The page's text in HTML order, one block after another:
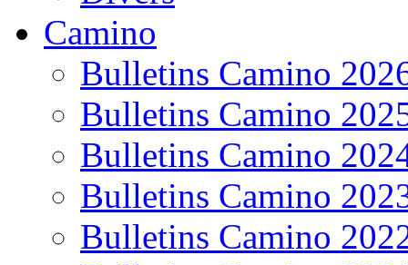
Camino
Bulletins Camino
Bulletins Camino
Bulletins Camino
Bulletins Camino
Bulletins Camino